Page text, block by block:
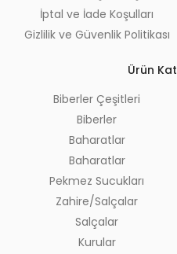
İptal ve İade Koşulları
Gizlilik ve Güvenlik Politikası
Ürün
Biberler Çeşitleri
Biberler
Baharatlar
Baharatlar
Pekmez Sucukları
Zahire/Salçalar
Salçalar
Kurular